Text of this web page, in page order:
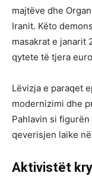
majtëve dhe
Iranit. Këto
masakrat e janarit
qytete të tjera
Lëvizja e paraqet
modernizimi dhe
Pahlavin si
qeverisjen laike
Aktivistët